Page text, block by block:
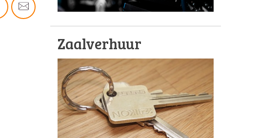
Zaalverhuur